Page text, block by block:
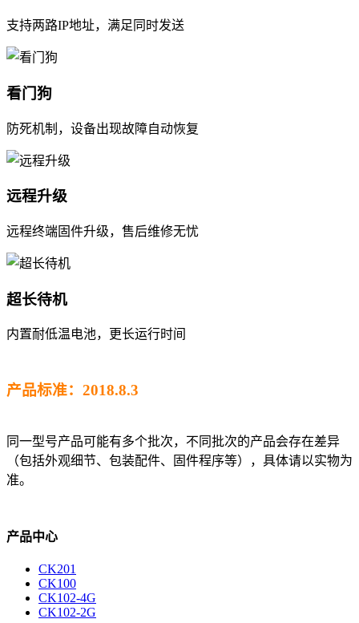
支持两路IP地址，满足同时发送
看门狗
防死机制，设备出现故障自动恢复
远程升级
远程终端固件升级，售后维修无忧
超长待机
内置耐低温电池，更长运行时间
产品标准：2018.8.3
同一型号产品可能有多个批次，不同批次的产品会存在差异
（包括外观细节、包装配件、固件程序等），具体请以实物为
准。
产品中心
CK201
CK100
CK102-4G
CK102-2G